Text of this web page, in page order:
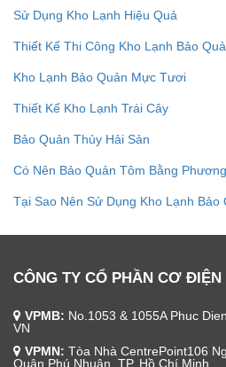
Sử Dụng Kho Lạnh Hiệu Quả
Thiết Kế Thi Công Kho Lạnh Bảo
Kho Lạnh Bảo Quản Mực Tươi
Thiết Kế Kho Lạnh Trái Cây
Bảo Quản Thủy Hải Sản
Có Nên Bảo Quản Tôm Bằng
Tại Sao Nên Sử Dụng Kho Lạnh Bảo
CÔNG TY CỔ PHẦN CƠ
VPMB: No.1053 & 1055A Phuc
VN
VPMN: Tòa Nhà CentrePoint106
Quận Phú Nhuận, TP. Hồ Chí Minh